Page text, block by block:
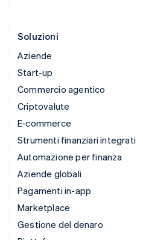
Soluzioni
Aziende
Start-up
Commercio agentico
Criptovalute
E-commerce
Strumenti finanziari integrati
Automazione per finanza
Aziende globali
Pagamenti in-app
Marketplace
Gestione del denaro